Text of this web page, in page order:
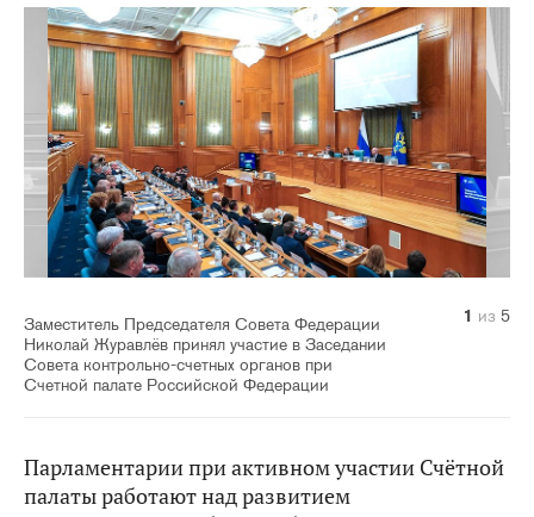
Заместитель Председателя Совета Федерации
Николай Журавлёв принял участие в Заседании
Совета контрольно-счетных органов при
Счетной палате Российской Федерации
1 из 5
2 из 5
3 из 5
4 из 5
5 из 5
Парламентарии при активном участии Счётной
палаты работают над развитием